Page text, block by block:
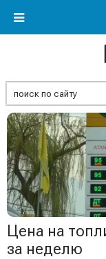
Цена на
за неделю